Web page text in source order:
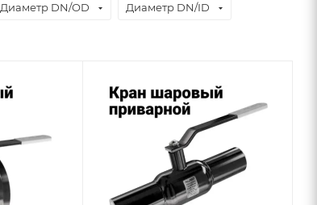
Диаметр DN/OD Диаметр DN/ID